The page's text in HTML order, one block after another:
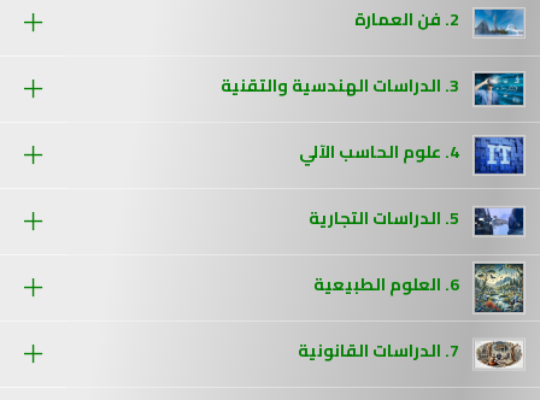
2. فن العمارة
3. الدراسات الهندسية والتقنية
4. علوم الحاسب الآلي
5. الدراسات التجارية
6. العلوم الطبيعية
7. الدراسات القانونية